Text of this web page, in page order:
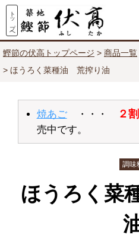
焼あご・・・ ２
売中です。
鰹節の伏高トップページ 商品一覧
ほうろく菜種油 荒搾り油
調味
ほうろく菜